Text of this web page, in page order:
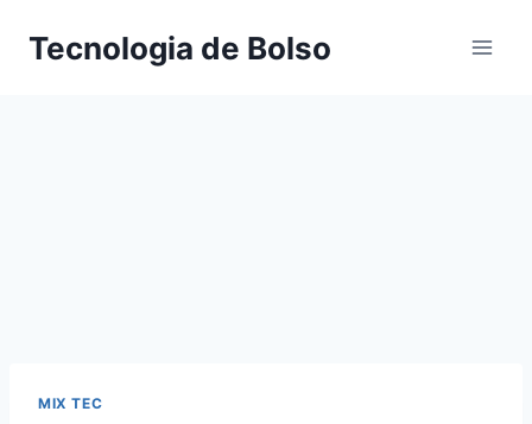
Tecnologia de Bolso
MIX TEC